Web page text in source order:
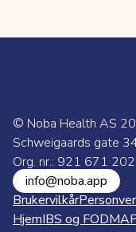
© Noba Health AS
Schweigaards gate
Org. nr.: 921 671 202
info@noba.app
Brukervilkår
HjemIBS og